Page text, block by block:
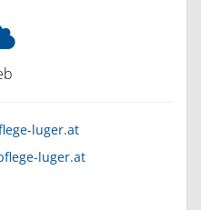
luger.at
luger.at